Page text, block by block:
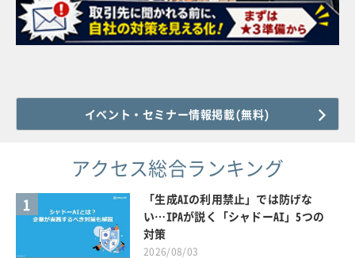
イベント・セミナー情報掲載(無料)
アクセス総合ランキング
1
「生成AIの利用禁止」では防げな
い…IPAが説く「シャドーAI」5つの
対策
2026/08/03